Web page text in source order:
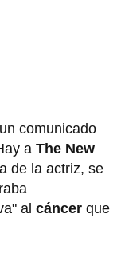
comunicado
a The New
de la actriz, se
al cáncer que